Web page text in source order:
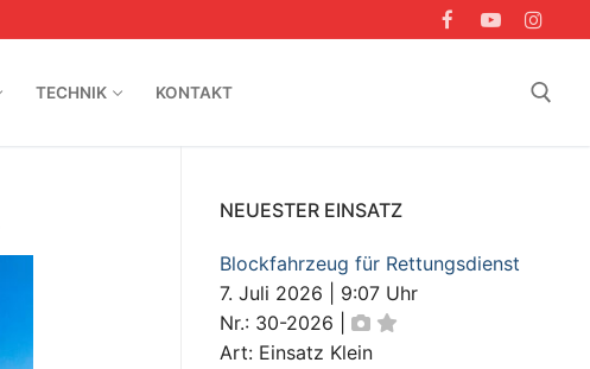
TECHNIK KONTAKT
NEUESTER EINSATZ
Blockfahrzeug für Rettungsdienst
7. Juli 2026
9:07 Uhr
Nr.: 30-2026
Art: Einsatz Klein